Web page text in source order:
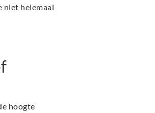
niet helemaal
hoogte